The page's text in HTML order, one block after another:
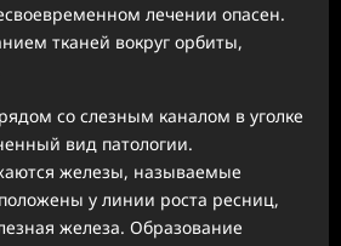
лечении опасен.
тканей вокруг орбиты,
со слезным каналом в уголке
вид патологии.
железы, называемые
у линии роста ресниц,
железа. Образование